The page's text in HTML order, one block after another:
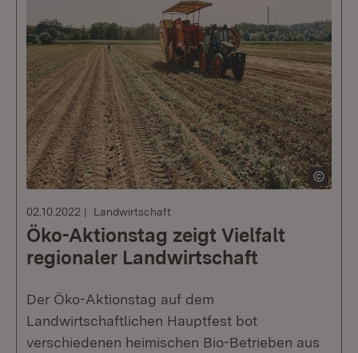
02.10.2022 Landwirtschaft
Öko-Aktionstag zeigt Vielfalt
regionaler Landwirtschaft
Der Öko-Aktionstag auf dem
Landwirtschaftlichen Hauptfest bot
verschiedenen heimischen Bio-Betrieben aus